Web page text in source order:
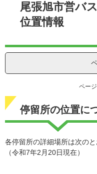
尾張旭市営バ
位置情報
ペー
停留所の位置に
各停留所の詳細場所は次のと
（令和7年2月20日現在）